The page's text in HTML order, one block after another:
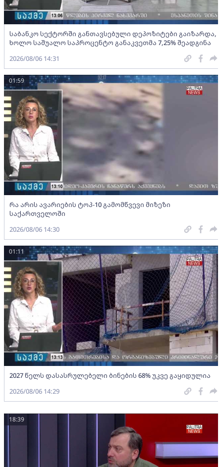
საბანკო სექტორში განთავსებული დეპოზიტები გაიზარდა,
ხოლო საშუალო საპროცენტო განაკვეთმა 7,25% შეადგინა
2026/08/06 14:31
რა არის ავარიების ტოპ-10 გამომწვევი მიზეზი
საქართველოში
01:59
2026/08/06 14:30
2027 წელს დასასრულებელი ბინების 68% უკვე გაყიდულია
01:11
2026/08/06 14:29
18:39